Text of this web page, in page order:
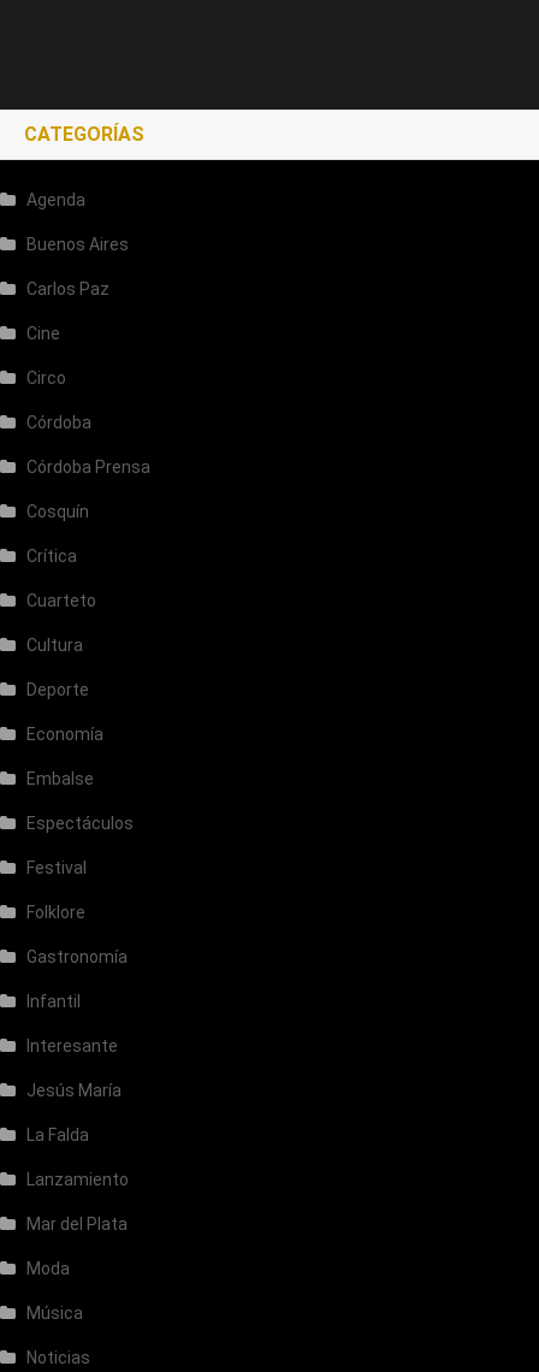
CATEGORÍAS
Agenda
Buenos Aires
Carlos Paz
Cine
Circo
Córdoba
Córdoba Prensa
Cosquín
Crítica
Cuarteto
Cultura
Deporte
Economía
Embalse
Espectáculos
Festival
Folklore
Gastronomía
Infantil
Interesante
Jesús María
La Falda
Lanzamiento
Mar del Plata
Moda
Música
Noticias